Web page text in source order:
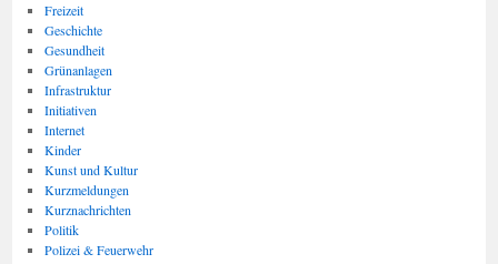
Freizeit
Geschichte
Gesundheit
Grünanlagen
Infrastruktur
Initiativen
Internet
Kinder
Kunst und Kultur
Kurzmeldungen
Kurznachrichten
Politik
Polizei & Feuerwehr